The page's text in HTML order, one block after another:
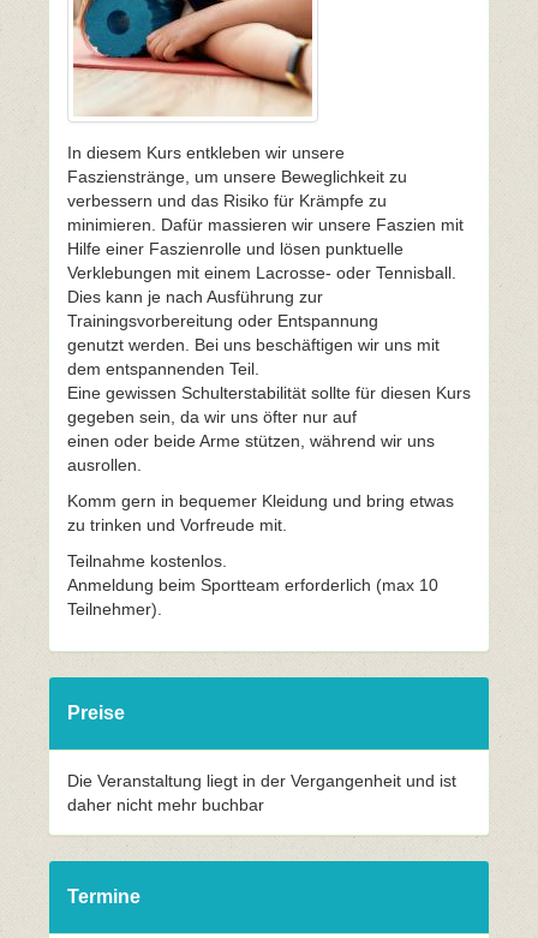
In diesem Kurs entkleben wir unsere
Faszienstränge, um unsere Beweglichkeit zu
verbessern und das Risiko für Krämpfe zu
minimieren. Dafür massieren wir unsere Faszien mit
Hilfe einer Faszienrolle und lösen punktuelle
Verklebungen mit einem Lacrosse- oder Tennisball.
Dies kann je nach Ausführung zur
Trainingsvorbereitung oder Entspannung
genutzt werden. Bei uns beschäftigen wir uns mit
dem entspannenden Teil.
Eine gewissen Schulterstabilität sollte für diesen Kurs
gegeben sein, da wir uns öfter nur auf
einen oder beide Arme stützen, während wir uns
ausrollen.
Komm gern in bequemer Kleidung und bring etwas
zu trinken und Vorfreude mit.
Teilnahme kostenlos.
Anmeldung beim Sportteam erforderlich (max 10
Teilnehmer).
Preise
Die Veranstaltung liegt in der Vergangenheit und ist
daher nicht mehr buchbar
Termine